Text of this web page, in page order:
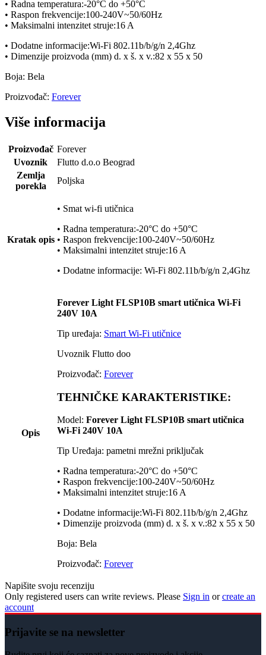
• Radna temperatura:-20°C do +50°C
• Raspon frekvencije:100-240V~50/60Hz
• Maksimalni intenzitet struje:16 A
• Dodatne informacije:Wi-Fi 802.11b/b/g/n 2,4Ghz
• Dimenzije proizvoda (mm) d. x š. x v.:82 x 55 x 50
Boja: Bela
Proizvođač: Forever
Više informacija
Proizvođač Forever
Uvoznik
Flutto d.o.o Beograd
Zemlja
porekla
Poljska
Kratak opis
• Smat wi-fi utičnica
• Radna temperatura:-20°C do +50°C
• Raspon frekvencije:100-240V~50/60Hz
• Maksimalni intenzitet struje:16 A
• Dodatne informacije: Wi-Fi 802.11b/b/g/n 2,4Ghz
Opis
Forever Light FLSP10B smart utičnica Wi-Fi
240V 10A
Tip uređaja: Smart Wi-Fi utičnice
Uvoznik Flutto doo
Proizvođač: Forever
TEHNIČKE KARAKTERISTIKE:
Model: Forever Light FLSP10B smart utičnica
Wi-Fi 240V 10A
Tip Uređaja: pametni mrežni priključak
• Radna temperatura:-20°C do +50°C
• Raspon frekvencije:100-240V~50/60Hz
• Maksimalni intenzitet struje:16 A
• Dodatne informacije:Wi-Fi 802.11b/b/g/n 2,4Ghz
• Dimenzije proizvoda (mm) d. x š. x v.:82 x 55 x 50
Boja: Bela
Proizvođač: Forever
Napišite svoju recenziju
Only registered users can write reviews. Please Sign in orcreate an
account
Prijavite se na newsletter